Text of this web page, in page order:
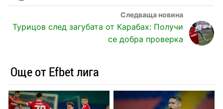
Турицов след загубата от Карабах: Получи
се добра проверка
Още от Efbet лига